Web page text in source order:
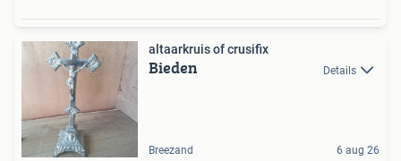
altaarkruis of crusifix
Bieden Details
Breezand 6 aug 26